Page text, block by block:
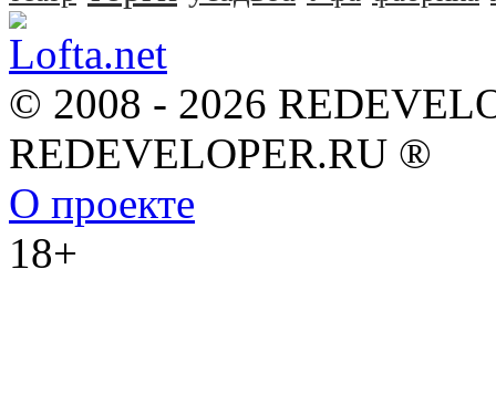
© 2008 - 2026
REDEVELOPER.RU ®
О проекте
18+